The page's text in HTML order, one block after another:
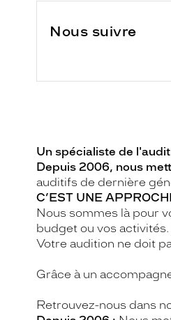
Nous suivre
Un spécialiste de
Depuis 2006, nous
auditifs de dernière
C’EST UNE
Nous sommes là pour
budget ou vos
Votre audition ne doit
Grâce à un
Retrouvez-nous dans